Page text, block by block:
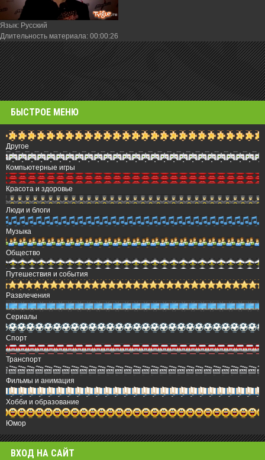
Язык: Русский
Длительность материала: 00:00:26
БЫСТРОЕ МЕНЮ
Другое
Компьютерные игры
Красота и здоровье
Люди и блоги
Музыка
Общество
Путешествия и события
Развлечения
Сериалы
Спорт
Транспорт
Фильмы и анимация
Хобби и образование
Юмор
ВХОД НА САЙТ